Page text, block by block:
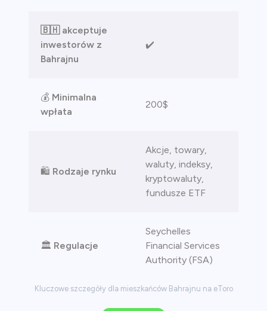
Kluczowe szczegóły dla mieszkańców Bahrajnu na eToro
🇧🇭 akceptuje
inwestorów z
Bahrajnu
✔️
💰 Minimalna
wpłata
200$
🛍️ Rodzaje rynku
Akcje, towary,
waluty, indeksy,
kryptowaluty,
fundusze ETF
🏛️ Regulacje
Seychelles
Financial Services
Authority (FSA)